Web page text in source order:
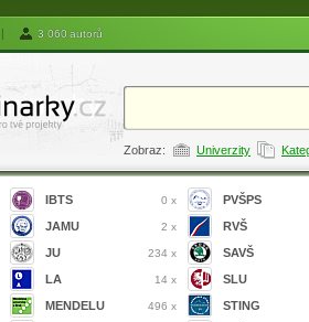
| 3 060 autorů
Zobraz: Univerzity
IBTS 0 x
JAMU 2 x
JU 234 x
LA 14 x
MENDELU 496 x
PVŠPS
RVŠ
SAVŠ
SLU
STING